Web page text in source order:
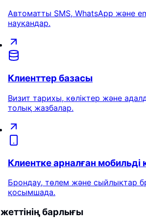
Автоматты SMS, WhatsApp және
науқандар.
Клиенттер базасы
Визит тарихы, көліктер және
толық жазбалар.
Клиентке арналған
Брондау, төлем және сыйлықтар
қосымшада.
барлығы